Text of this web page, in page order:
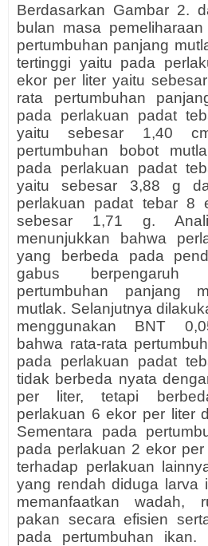
Berdasarkan Gambar 2.
bulan masa
pertumbuhan panjang
tertinggi yaitu pada
ekor per liter yaitu
rata pertumbuhan
pada perlakuan padat
yaitu sebesar 1,40
pertumbuhan bobot
pada perlakuan padat
yaitu sebesar 3,88 g
perlakuan padat tebar 8
sebesar 1,71 g.
menunjukkan bahwa
yang berbeda pada
gabus berpengaruh
pertumbuhan panjang
mutlak. Selanjutnya
menggunakan BNT
bahwa rata-rata
pada perlakuan padat
tidak berbeda nyata
per liter, tetapi
perlakuan 6 ekor per liter
Sementara pada
pada perlakuan 2 ekor
terhadap perlakuan
yang rendah diduga larva
memanfaatkan wadah,
pakan secara efisien
pada pertumbuhan ikan.